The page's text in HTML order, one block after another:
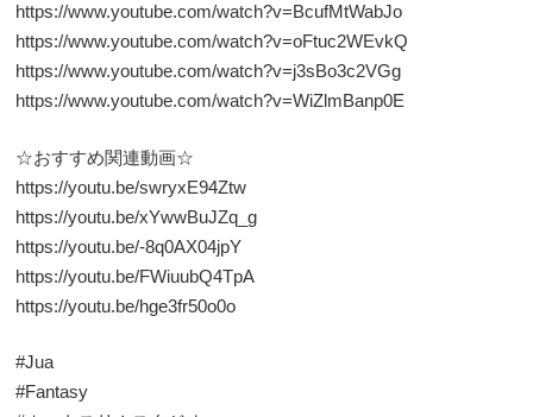
https://www.youtube.com/watch?v=BcufMtWabJo
https://www.youtube.com/watch?v=oFtuc2WEvkQ
https://www.youtube.com/watch?v=j3sBo3c2VGg
https://www.youtube.com/watch?v=WiZlmBanp0E
☆おすすめ関連動画☆
https://youtu.be/swryxE94Ztw
https://youtu.be/xYwwBuJZq_g
https://youtu.be/-8q0AX04jpY
https://youtu.be/FWiuubQ4TpA
https://youtu.be/hge3fr50o0o
#Jua
#Fantasy